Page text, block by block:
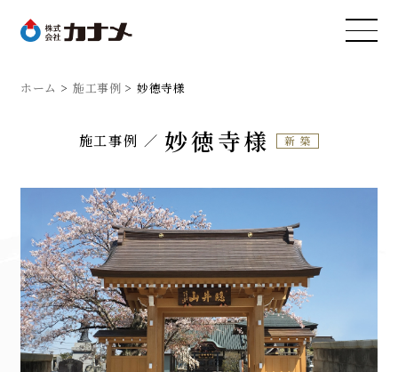
ホーム 施工事例 妙徳寺様
施工事例 妙徳寺様 新築